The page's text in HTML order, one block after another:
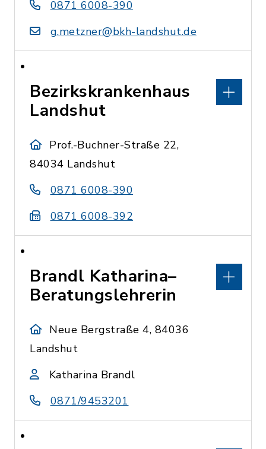
0871 6008-390
g.metzner@bkh-landshut.de
Bezirkskrankenhaus
Landshut
Prof.-Buchner-Straße 22,
84034 Landshut
0871 6008-390
0871 6008-392
Brandl Katharina–
Beratungslehrerin
Neue Bergstraße 4, 84036
Landshut
Katharina Brandl
0871/9453201